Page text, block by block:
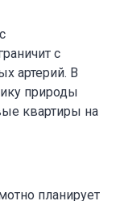
с
артерий. В
природы
квартиры на
планирует